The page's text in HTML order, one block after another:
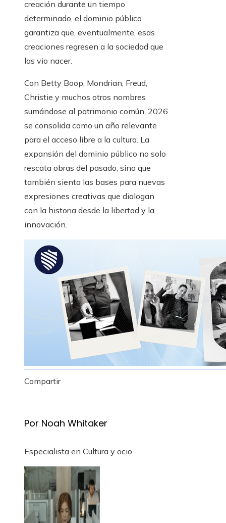
creación durante un tiempo
determinado, el dominio público
garantiza que, eventualmente, esas
creaciones regresen a la sociedad que
las vio nacer.
Con Betty Boop, Mondrian, Freud,
Christie y muchos otros nombres
sumándose al patrimonio común, 2026
se consolida como un año relevante
para el acceso libre a la cultura. La
expansión del dominio público no solo
rescata obras del pasado, sino que
también sienta las bases para nuevas
expresiones creativas que dialogan
con la historia desde la libertad y la
innovación.
Compartir
Por Noah Whitaker
Especialista en Cultura y ocio